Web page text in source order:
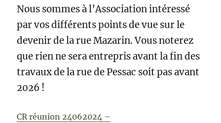
Nous sommes à l’Association intéressé
par vos différents points de vue sur le
devenir de la rue Mazarin. Vous noterez
que rien ne sera entrepris avant la fin des
travaux de la rue de Pessac soit pas avant
2026 !
CR réunion 24062024 –